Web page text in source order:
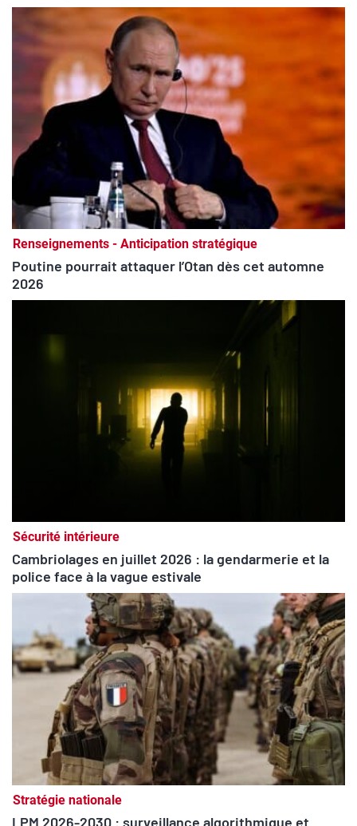
Renseignements - Anticipation stratégique
Poutine pourrait attaquer l’Otan dès cet automne
2026
Sécurité intérieure
Cambriolages en juillet 2026 : la gendarmerie et la
police face à la vague estivale
Stratégie nationale
LPM 2026-2030 : surveillance algorithmique et